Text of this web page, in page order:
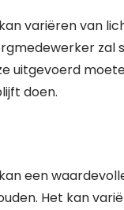
variëren van
uitgevoerd
doen.
een
Het kan